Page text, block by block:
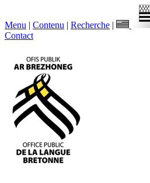
Menu | Contenu | Recherche |
Contact